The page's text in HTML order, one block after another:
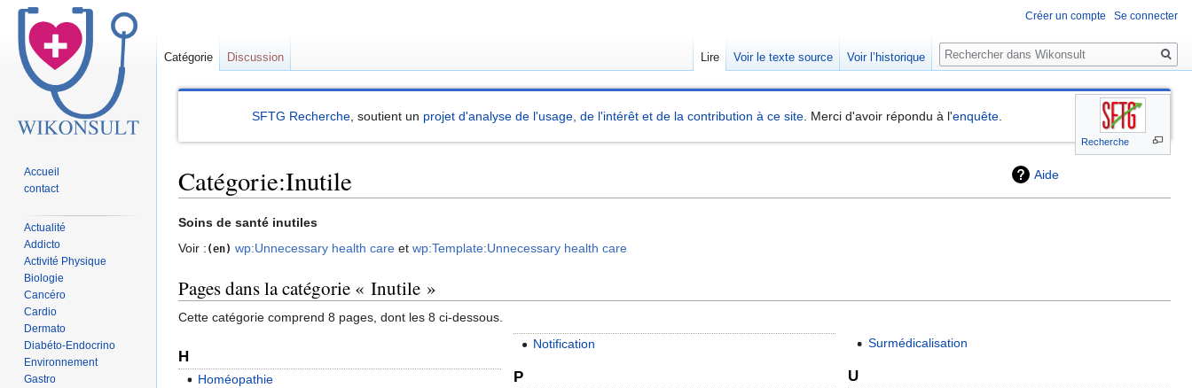
Recherche
SFTG Recherche , soutient un projet d'analyse de l'usage, de l'intérêt et de la contribution à ce site . Merci d'avoir répondu à l'enquête
Aide
Catégorie:Inutile
Sauter
à
navigation
Sauter
à
recherche
Soins de santé inutiles
Voir : (en) wp:Unnecessary health care et wp:Template:Unnecessary health care
Pages dans la catégorie « Inutile »
Cette catégorie comprend 8 pages, dont les 8 ci-dessous.
H
Homéopathie
Notification
P
Surmédicalisation
U
Créer un compte Se connecter
Catégorie Discussion Lire Voir le texte source Voir l’historique
Rechercher
Accueil
contact
Actualité
Addicto
Activité Physique
Biologie
Cancéro
Cardio
Dermato
Diabéto-Endocrino
Environnement
Gastro